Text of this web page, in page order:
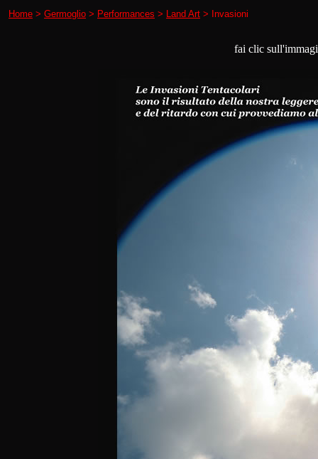
Home > Germoglio > Performances > Land Art > Invasioni
fai clic